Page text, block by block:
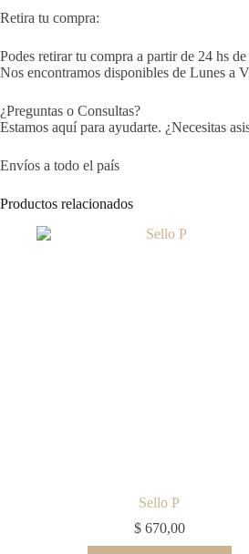
Retira tu compra:
Podes retirar tu compra a partir de 24 hs
Nos encontramos disponibles de Lunes a
¿Preguntas o Consultas?
Estamos aquí para ayudarte. ¿Necesitas
Envíos a todo el país
Productos relacionados
Sello P
$670,00